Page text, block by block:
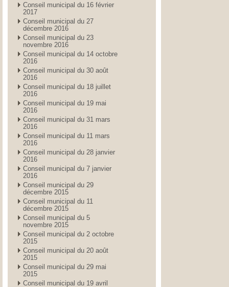
Conseil municipal du 16 février
2017
Conseil municipal du 27
décembre 2016
Conseil municipal du 23
novembre 2016
Conseil municipal du 14 octobre
2016
Conseil municipal du 30 août
2016
Conseil municipal du 18 juillet
2016
Conseil municipal du 19 mai
2016
Conseil municipal du 31 mars
2016
Conseil municipal du 11 mars
2016
Conseil municipal du 28 janvier
2016
Conseil municipal du 7 janvier
2016
Conseil municipal du 29
décembre 2015
Conseil municipal du 11
décembre 2015
Conseil municipal du 5
novembre 2015
Conseil municipal du 2 octobre
2015
Conseil municipal du 20 août
2015
Conseil municipal du 29 mai
2015
Conseil municipal du 19 avril